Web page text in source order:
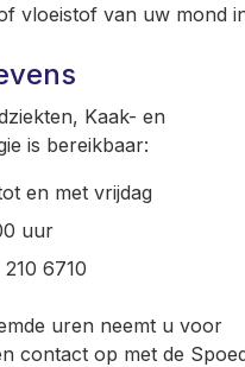
vloeistof van uw mond
Kaak- en
is bereikbaar:
en met vrijdag
uur
6710
uren neemt u voor
contact op met de